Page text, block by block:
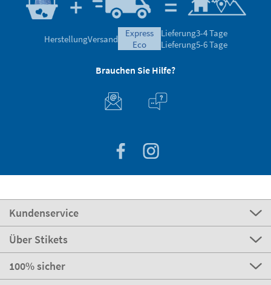
HerstellungVersand
express
eco
Lieferung3-4 Tage
Lieferung5-6 Tage
Brauchen Sie Hilfe?
Kundenservice
Über Stikets
100% sicher